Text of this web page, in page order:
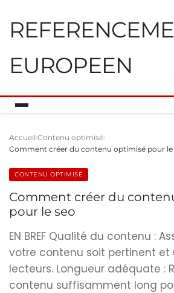
EUROPEEN
Accueil Contenu optimisé
Comment créer du contenu optimisé pour le
CONTENU OPTIMISÉ
Comment créer du
pour le seo
EN BREF Qualité du contenu :
votre contenu soit pertinent et
lecteurs. Longueur adéquate :
contenu suffisamment long